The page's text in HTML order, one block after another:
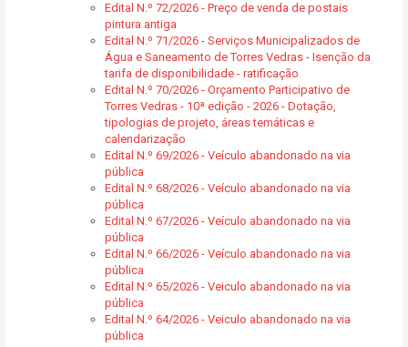
Edital N.º 72/2026 - Preço de venda de postais
pintura antiga
Edital N.º 71/2026 - Serviços Municipalizados de
Água e Saneamento de Torres Vedras - Isenção da
tarifa de disponibilidade - ratificação
Edital N.º 70/2026 - Orçamento Participativo de
Torres Vedras - 10ª edição - 2026 - Dotação,
tipologias de projeto, áreas temáticas e
calendarização
Edital N.º 69/2026 - Veículo abandonado na via
pública
Edital N.º 68/2026 - Veículo abandonado na via
pública
Edital N.º 67/2026 - Veículo abandonado na via
pública
Edital N.º 66/2026 - Veículo abandonado na via
pública
Edital N.º 65/2026 - Veiculo abandonado na via
pública
Edital N.º 64/2026 - Veiculo abandonado na via
pública